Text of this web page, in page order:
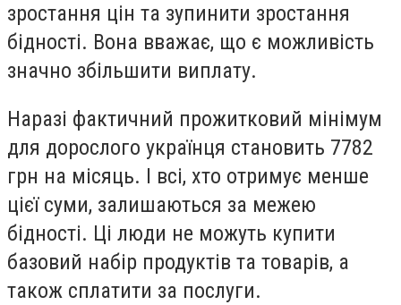
зростання цін та зупинити зростання
бідності. Вона вважає, що є можливість
значно збільшити виплату.
Наразі фактичний прожитковий мінімум
для дорослого українця становить 7782
грн на місяць. І всі, хто отримує менше
цієї суми, залишаються за межею
бідності. Ці люди не можуть купити
базовий набір продуктів та товарів, а
також сплатити за послуги.